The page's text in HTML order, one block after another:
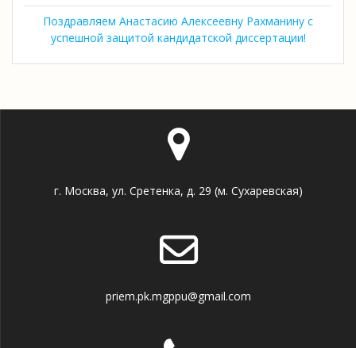
Поздравляем Анастасию Алексеевну Рахманину с
успешной защитой кандидатской диссертации!
г. Москва, ул. Сретенка, д. 29 (м. Сухаревская)
priem.pk.mgppu@gmail.com